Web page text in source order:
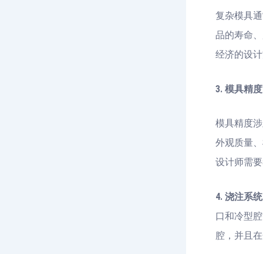
复杂模具
品的寿命
经济的设
3. 模具精
模具精度
外观质量
设计师需
4. 浇注系统
口和冷型
腔，并且